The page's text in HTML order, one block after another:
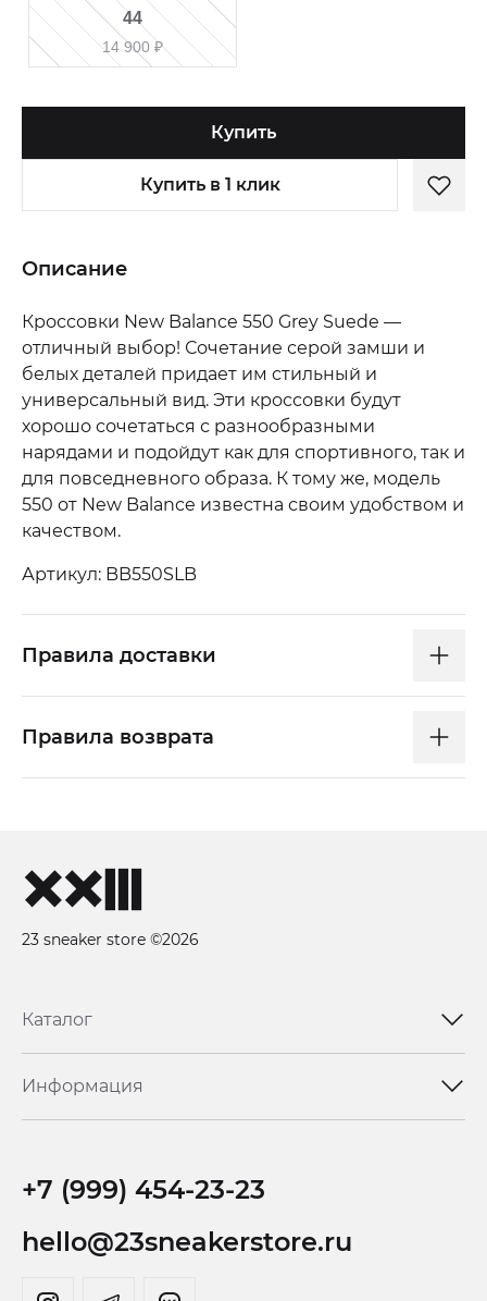
44
14 900 ₽
Купить
Купить в 1 клик
Описание
Кроссовки New Balance 550 Grey Suede —
отличный выбор! Сочетание серой замши и
белых деталей придает им стильный и
универсальный вид. Эти кроссовки будут
хорошо сочетаться с разнообразными
нарядами и подойдут как для спортивного, так и
для повседневного образа. К тому же, модель
550 от New Balance известна своим удобством и
качеством.
Артикул: BB550SLB
Правила доставки
Правила возврата
23 sneaker store ©2026
Каталог
Информация
+7 (999) 454-23-23
hello@23sneakerstore.ru